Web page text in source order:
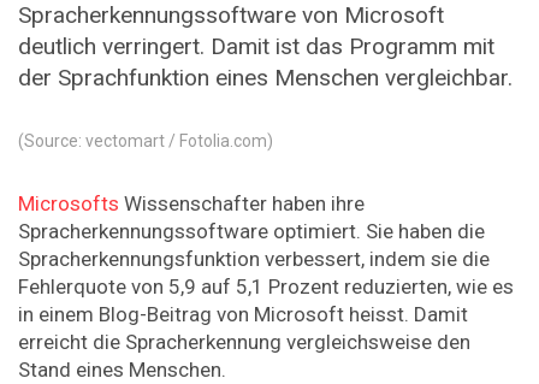
Spracherkennungssoftware von Microsoft
deutlich verringert. Damit ist das Programm mit
der Sprachfunktion eines Menschen vergleichbar.
(Source: vectomart / Fotolia.com)
Microsofts Wissenschafter haben ihre
Spracherkennungssoftware optimiert. Sie haben die
Spracherkennungsfunktion verbessert, indem sie die
Fehlerquote von 5,9 auf 5,1 Prozent reduzierten, wie es
in einem Blog-Beitrag von Microsoft heisst. Damit
erreicht die Spracherkennung vergleichsweise den
Stand eines Menschen.